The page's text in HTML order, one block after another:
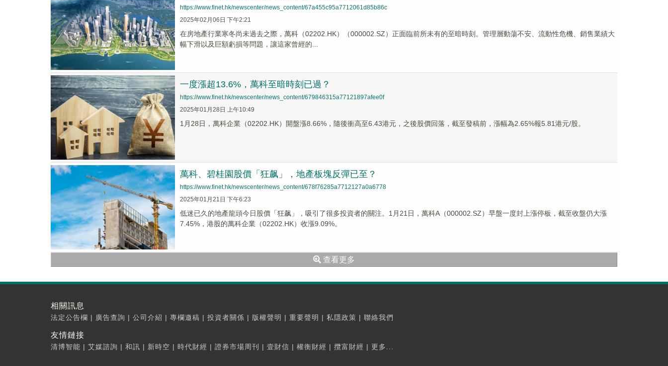
https://www.finet.hk/newscenter/news_content/67a455c95a7712061d85b86c
2025年02月06日 下午2:21
在房地產行業寒冬尚未過去之際，萬科（02202.HK）（000002.SZ）正面臨前所未有的至暗時刻。管理層動蕩不安、流動性危機、銷售業績大
幅下滑以及巨額虧損等問題，讓這家曾經的...
一度漲超13.6%，萬科至暗時刻已過？
https://www.finet.hk/newscenter/news_content/679846315a77121897afee0f
2025年01月28日 上午10:49
1月28日，萬科企業（02202.HK）開盤漲8.66%，隨後衝高至6.43港元，之後股價回落，截至發稿前，漲幅為2.65%報5.81港元/股。
萬科、碧桂園股價「狂飙」，地產板塊反彈已至？
https://www.finet.hk/newscenter/news_content/678f76285a7712127a0a6778
2025年01月21日 下午6:23
低迷已久的地產龍頭今日股價「狂飙」，吸引了很多投資者的關注。1月21日，萬科A（000002.SZ）早盤一度封上漲停板，截至收盤仍大漲
7.45%，港股的萬科企業（02202.HK）收漲9.09%。
查看更多
相關訊息
法定公告欄 | 廣告查詢 | 公司介紹 | 專欄邀稿 | 投資者關係 | 版權聲明 | 重要聲明 | 私隱政策 | 聯絡我們
友情鏈接
清博智能 | 艾媒諮詢 | 和訊 | 新時空 | 時代財經 | 證券市場周刊 | 壹財信 | 權衡財經 | 攬富財經 | 更多...